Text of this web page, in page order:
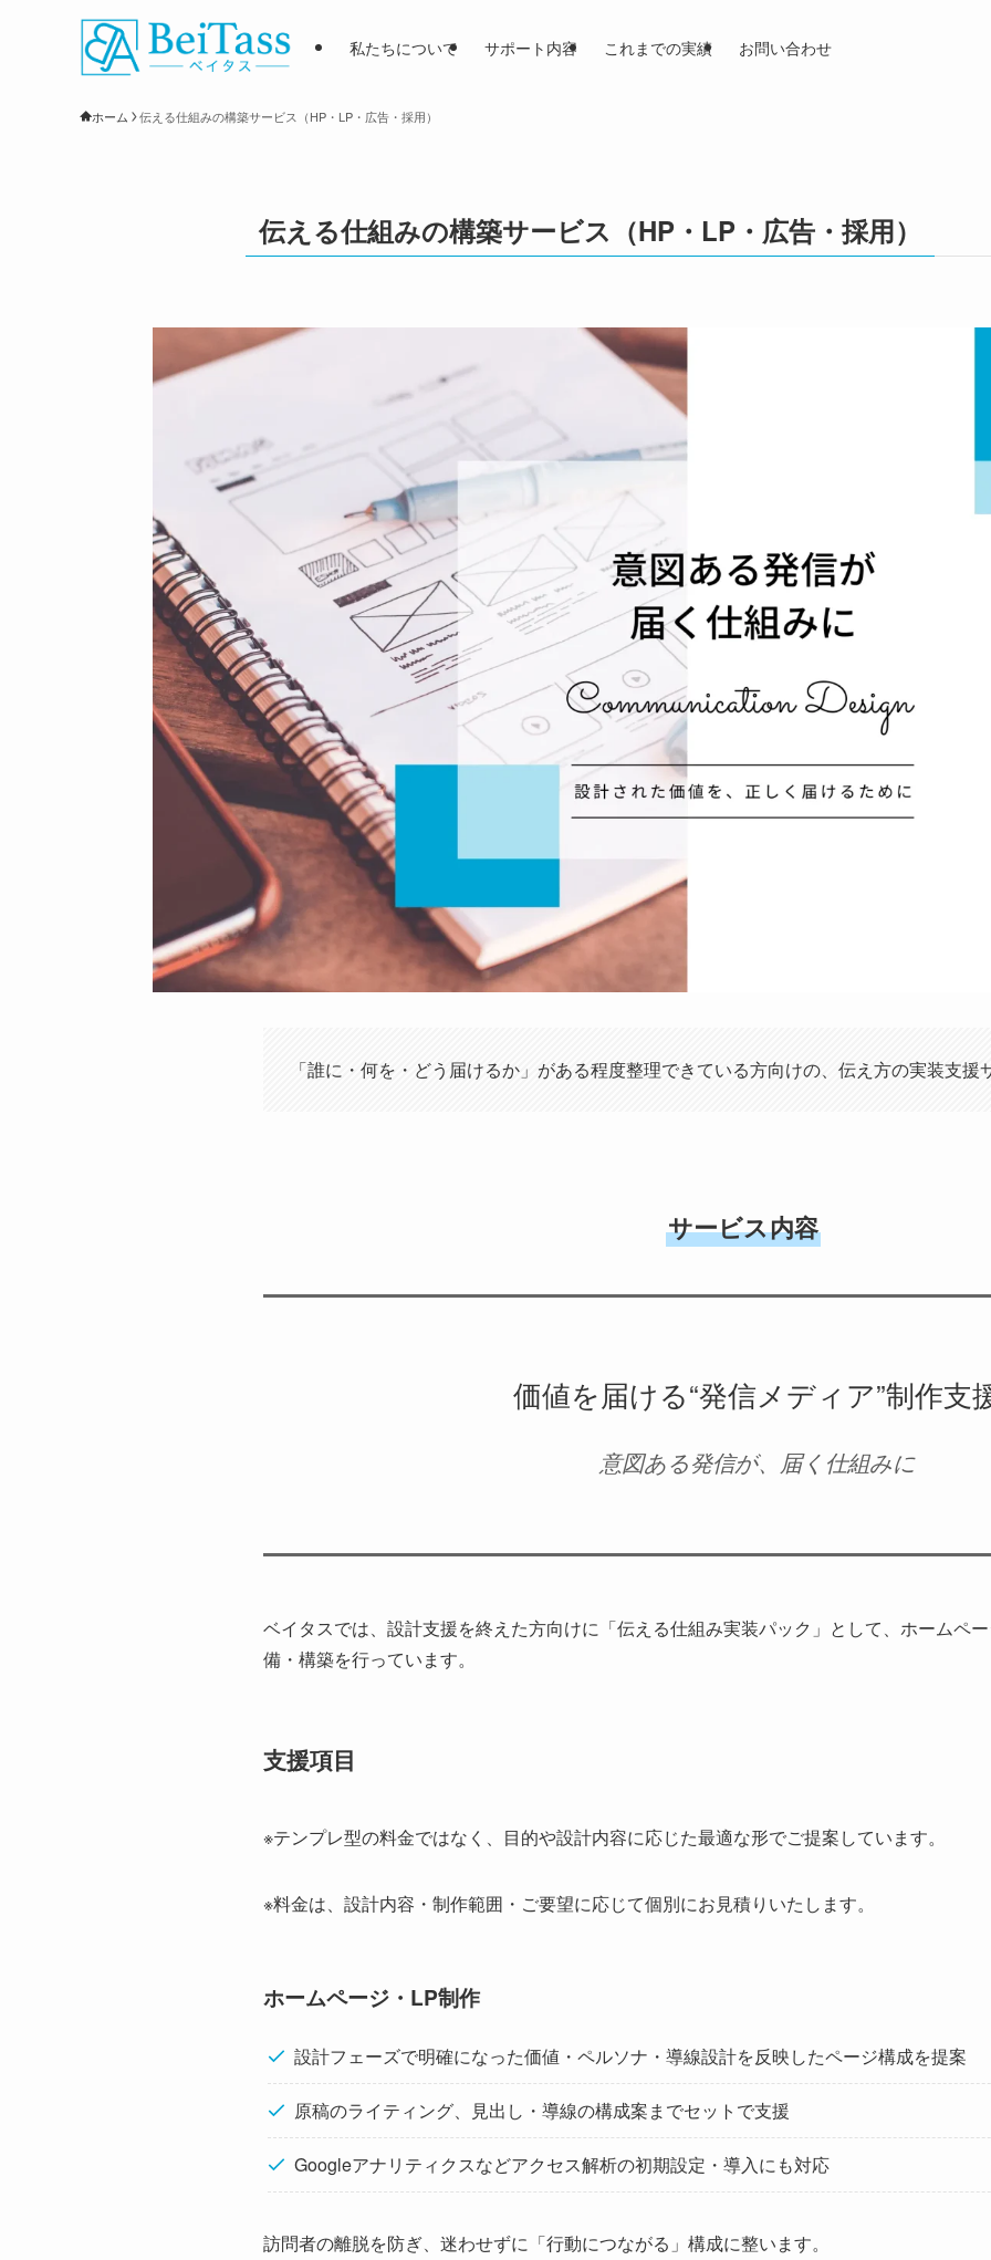
私たちについて サポート内容 これまでの実績 お問い合わせ
ホーム 伝える仕組みの構築サービス（HP・LP・広告・採用）
伝える仕組みの構築サービス（HP・LP・広告・採用）
「誰に・何を・どう届けるか」がある程度整理できている方向けの、伝え方の実装支援
サービス内容
価値を届ける“発信メディア”制作支
意図ある発信が、届く仕組みに
ベイタスでは、設計支援を終えた方向けに「伝える仕組み実装パック」として、ホームペ
備・構築を行っています。
支援項目
※テンプレ型の料金ではなく、目的や設計内容に応じた最適な形でご提案しています。
※料金は、設計内容・制作範囲・ご要望に応じて個別にお見積りいたします。
ホームページ・LP制作
設計フェーズで明確になった価値・ペルソナ・導線設計を反映したページ構成を提案
原稿のライティング、見出し・導線の構成案までセットで支援
Googleアナリティクスなどアクセス解析の初期設定・導入にも対応
訪問者の離脱を防ぎ、迷わせずに「行動につながる」構成に整います。